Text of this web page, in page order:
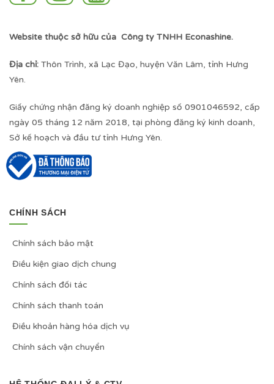
Website thuộc sở hữu của Công ty TNHH Econashine.
Địa chỉ: Thôn Trình, xã Lạc Đạo, huyện Văn Lâm, tỉnh Hưng
Yên.
Giấy chứng nhận đăng ký doanh nghiệp số 0901046592, cấp
ngày 05 tháng 12 năm 2018, tại phòng đăng ký kinh doanh,
Sở kế hoạch và đầu tư tỉnh Hưng Yên.
CHÍNH SÁCH
Chính sách bảo mật
Điều kiện giao dịch chung
Chính sách đối tác
Chính sách thanh toán
Điều khoản hàng hóa dịch vụ
Chính sách vận chuyển